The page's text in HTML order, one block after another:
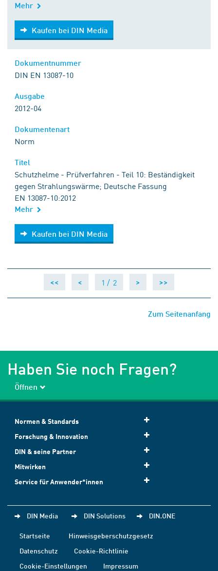
Mehr
Kaufen bei DIN Media
Kaufen bei DIN Media
DIN EN 13087-10
2012-04
Norm
Schutzhelme - Prüfverfahren - Teil 10: Beständigkeit
gegen Strahlungswärme; Deutsche Fassung
EN 13087-10:2012
Mehr
Kaufen bei DIN Media
Kaufen bei DIN Media
<< < 1 / 2 > >>
Zum Seitenanfang
Haben Sie noch Fragen?
Öffnen
Normen & Standards
Forschung & Innovation
DIN & seine Partner
Mitwirken
Service für Anwender*innen
DIN Media DIN Solutions DIN.ONE
Startseite
Hinweisgeberschutzgesetz
Datenschutz
Cookie-Richtlinie
Cookie-Einstellungen
Impressum